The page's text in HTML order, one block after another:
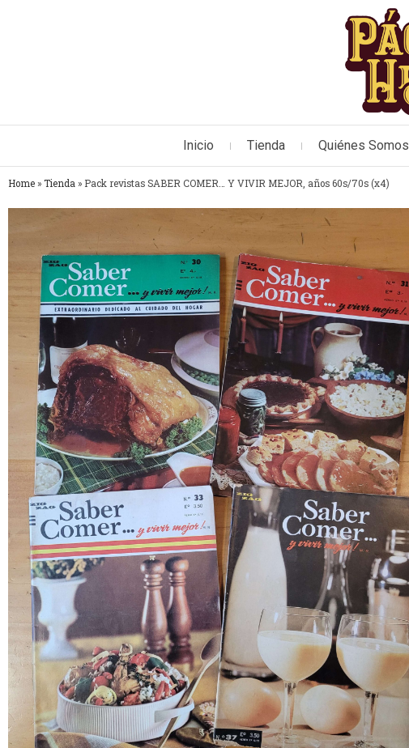
Inicio Tienda Quiénes Somos
Home » Tienda » Pack revistas SABER COMER… Y VIVIR MEJOR, años 60s/70s (x4)